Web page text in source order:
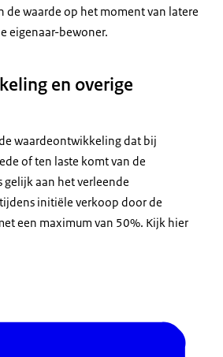
de waarde op het moment van latere
eigenaar-bewoner.
en overige
waardeontwikkeling dat bij
of ten laste komt van de
aan het verleende
initiële verkoop door de
een maximum van 50%. Kijk hier